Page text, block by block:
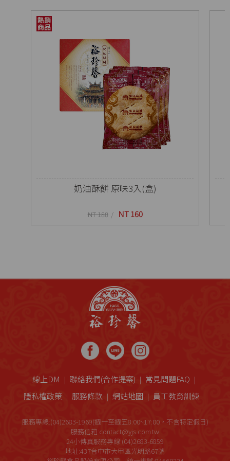
奶油酥餅 原味3入(盒)
NT 180 NT 160
線上DM 聯絡我們(合作提案)
常見問題FAQ
隱私權政策
服務條款 網站地圖 員工教育訓練
服務專線:(04)2683-1969(週一至週五8:00~17:00，不含特定假日)
服務信箱:contact@yjs.com.tw
24小傳真服務專線:(04)2683-6859
地址:437台中市大甲區光明路67號